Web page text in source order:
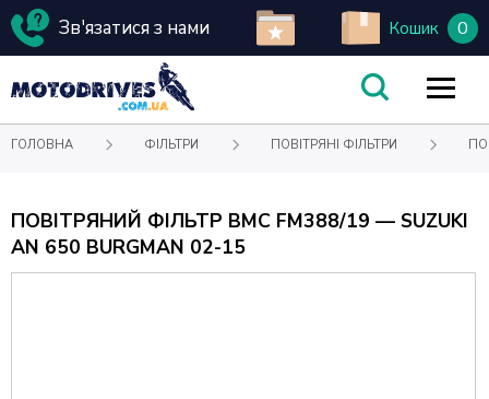
Зв'язатися з нами Кошик 0
ГОЛОВНА ФІЛЬТРИ ПОВІТРЯНІ ФІЛЬТРИ
ПОВІТРЯНИЙ ФІЛЬТР BMC FM388/19 — SUZUKI
AN 650 BURGMAN 02-15